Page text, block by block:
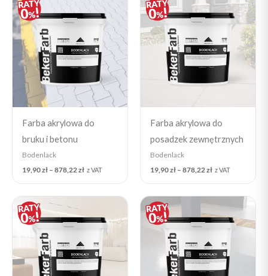
Farba akrylowa do
bruku i betonu
Bodenlack
19,90zł – 878,22zł
range:
19,90 zł
through
878,22 zł
z VAT
Farba akrylowa do
posadzek zewnętrznych
Bodenlack
19,90zł – 878,22zł
range:
19,90 zł
through
878,22 zł
z VAT
19,90 zł
through
range:
19,90 zł
through